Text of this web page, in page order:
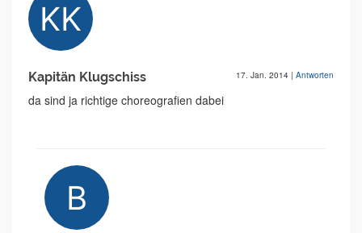
Kapitän Klugschiss 17. Jan. 2014 | Antworten
da sind ja richtige choreografien dabei